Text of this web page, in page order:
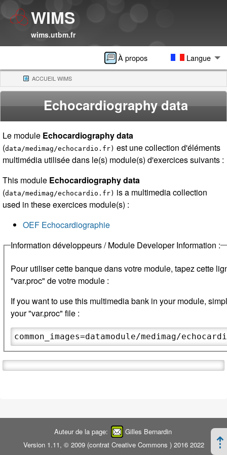
WIMS
wims.utbm.fr
À propos Langue
ACCUEIL WIMS(CURRENT)
Echocardiography data
Le module Echocardiography data
(data/medimag/echocardio.fr) est une collection d'éléments
multimédia utilisée dans le(s) module(s) d'exercices suivants :
This module Echocardiography data
(data/medimag/echocardio.fr) is a multimedia collection
used in these exercices module(s) :
OEF Echocardiographie
Information développeurs / Module Developer Information :
Pour utiliser cette banque dans votre module, tapez cette
"var.proc" de votre module :
If you want to use this multimedia bank in your module,
your "var.proc" file :
common_images=datamodule/medimag/
Auteur de la page:
Gilles Bernardin
Version 1.11, © 2009 (contrat Creative Commons ) 2016 2022